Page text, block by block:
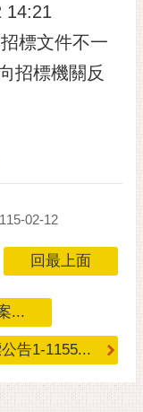
14:21
標文件不一
招標機關反
02-12
回最上面
...
告1-1155...